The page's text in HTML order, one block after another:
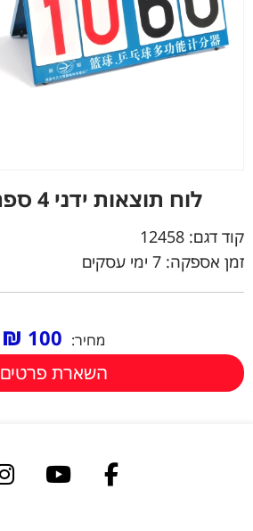
לוח תוצאות ידני 4 ספרות XJ-F-4
קוד דגם: 12458
זמן אספקה: 7 ימי עסקים
מחיר: 100
₪
השארת פרטים